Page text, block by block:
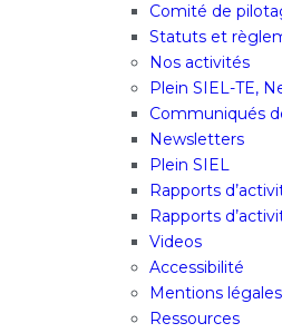
Comité de
Statuts et
Nos activités
Plein SIEL-TE,
Communiqués
Newsletters
Plein SIEL
Rapports
Rapports
Videos
Accessibilité
Mentions légales
Ressources